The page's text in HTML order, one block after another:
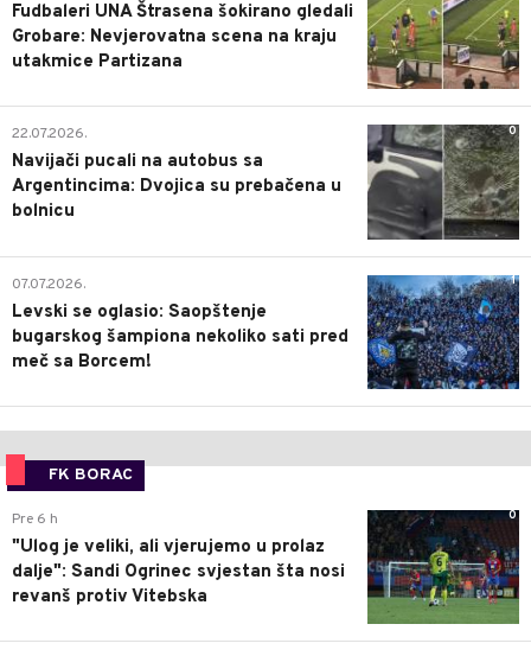
Fudbaleri UNA Štrasena šokirano gledali
Grobare: Nevjerovatna scena na kraju
utakmice Partizana
0
22.07.2026.
Navijači pucali na autobus sa
Argentincima: Dvojica su prebačena u
bolnicu
1
07.07.2026.
Levski se oglasio: Saopštenje
bugarskog šampiona nekoliko sati pred
meč sa Borcem!
FK BORAC
0
Pre 6 h
"Ulog je veliki, ali vjerujemo u prolaz
dalje": Sandi Ogrinec svjestan šta nosi
revanš protiv Vitebska